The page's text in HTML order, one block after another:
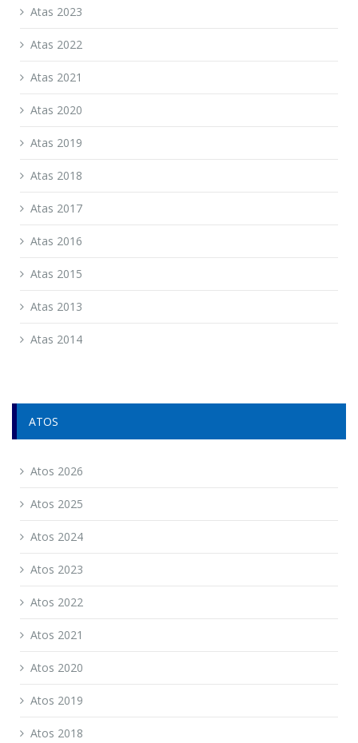
Atas 2023
Atas 2022
Atas 2021
Atas 2020
Atas 2019
Atas 2018
Atas 2017
Atas 2016
Atas 2015
Atas 2013
Atas 2014
ATOS
Atos 2026
Atos 2025
Atos 2024
Atos 2023
Atos 2022
Atos 2021
Atos 2020
Atos 2019
Atos 2018